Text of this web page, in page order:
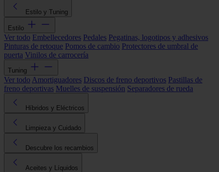
Estilo y Tuning
Estilo
Ver todo Embellecedores Pedales Pegatinas, logotipos y adhesivos
Pinturas de retoque Pomos de cambio Protectores de umbral de
puerta Vinilos de carrocería
Tuning
Ver todo Amortiguadores Discos de freno deportivos Pastillas de
freno deportivas Muelles de suspensión Separadores de rueda
Híbridos y Eléctricos
Limpieza y Cuidado
Descubre los recambios
Aceites y Líquidos